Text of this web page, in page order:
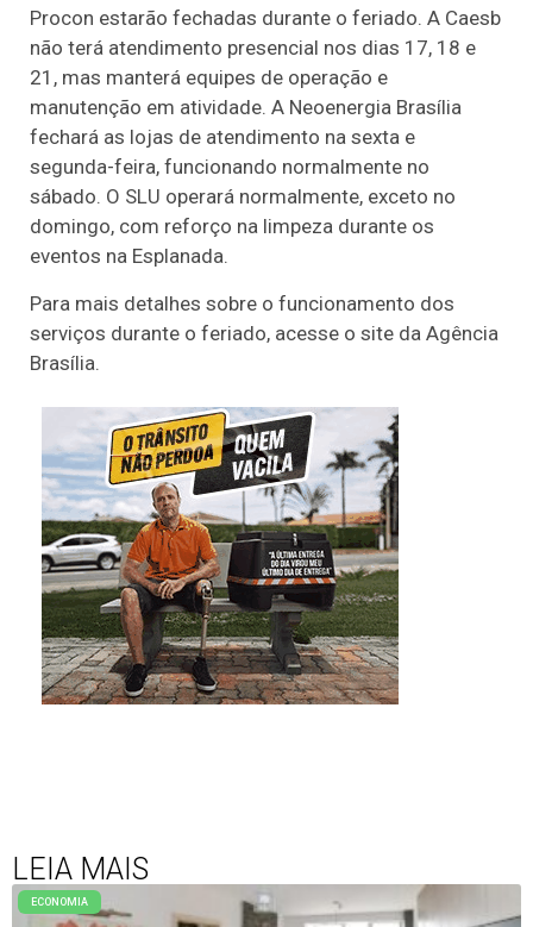
Procon estarão fechadas durante o feriado. A Caesb
não terá atendimento presencial nos dias 17, 18 e
21, mas manterá equipes de operação e
manutenção em atividade. A Neoenergia Brasília
fechará as lojas de atendimento na sexta e
segunda-feira, funcionando normalmente no
sábado. O SLU operará normalmente, exceto no
domingo, com reforço na limpeza durante os
eventos na Esplanada.
Para mais detalhes sobre o funcionamento dos
serviços durante o feriado, acesse o site da Agência
Brasília.
LEIA MAIS
ECONOMIA